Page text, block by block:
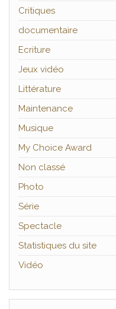
Critiques
documentaire
Ecriture
Jeux vidéo
Littérature
Maintenance
Musique
My Choice Award
Non classé
Photo
Série
Spectacle
Statistiques du site
Vidéo